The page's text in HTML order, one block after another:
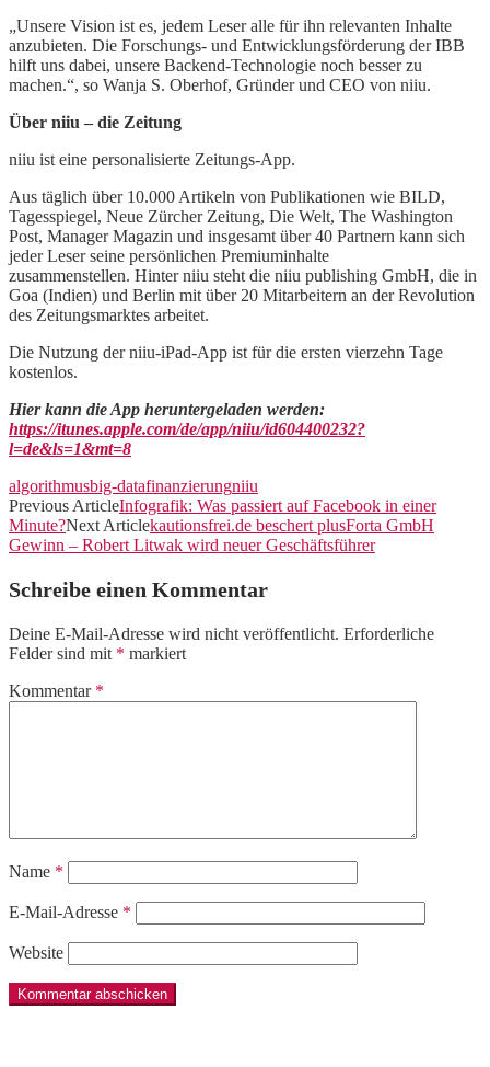
„Unsere Vision ist es, jedem Leser alle für ihn relevanten Inhalte
anzubieten. Die Forschungs- und Entwicklungsförderung der IBB
hilft uns dabei, unsere Backend-Technologie noch besser zu
machen.“, so Wanja S. Oberhof, Gründer und CEO von niiu.
Über niiu – die Zeitung
niiu ist eine personalisierte Zeitungs-App.
Aus täglich über 10.000 Artikeln von Publikationen wie BILD,
Tagesspiegel, Neue Zürcher Zeitung, Die Welt, The Washington
Post, Manager Magazin und insgesamt über 40 Partnern kann sich
jeder Leser seine persönlichen Premiuminhalte
zusammenstellen. Hinter niiu steht die niiu publishing GmbH, die in
Goa (Indien) und Berlin mit über 20 Mitarbeitern an der Revolution
des Zeitungsmarktes arbeitet.
Die Nutzung der niiu-iPad-App ist für die ersten vierzehn Tage
kostenlos.
Hier kann die App heruntergeladen werden:
https://itunes.apple.com/de/app/niiu/id604400232?
l=de&ls=1&mt=8
algorithmusbig-datafinanzierungniiu
Previous ArticleInfografik: Was passiert auf Facebook in einer
Minute?Next Articlekautionsfrei.de beschert plusForta GmbH
Gewinn – Robert Litwak wird neuer Geschäftsführer
Schreibe einen Kommentar
Deine E-Mail-Adresse wird nicht veröffentlicht. Erforderliche
Felder sind mit * markiert
Kommentar *
Name *
E-Mail-Adresse *
Website